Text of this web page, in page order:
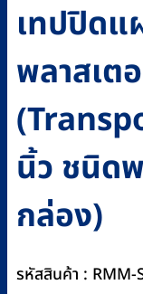
เทปปิด
พลาสเต
นิ้ว ชนิด
กล่อง)
รหัสสินค้า : RMM-